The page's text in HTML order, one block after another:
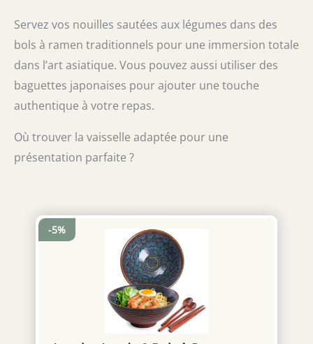
Servez vos nouilles sautées aux légumes dans des
bols à ramen traditionnels pour une immersion totale
dans l’art asiatique. Vous pouvez aussi utiliser des
baguettes japonaises pour ajouter une touche
authentique à votre repas.
Où trouver la vaisselle adaptée pour une
présentation parfaite ?
-5%